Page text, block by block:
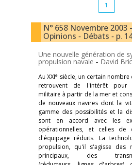
1
N° 658 Novembre 2003
Opinions - Débats - p.
Une nouvelle génération de
propulsion navale - David
Au XXIe siècle, un certain nombre
retrouvent de l'intérêt pour
militaire à partir de la mer et
de nouveaux navires dont la
gamme des possibilités et la
sont en accord avec les
opérationnelles, et celles de
d'équipage réduits. La
propulsion, qu'il s'agisse des
principaux, des